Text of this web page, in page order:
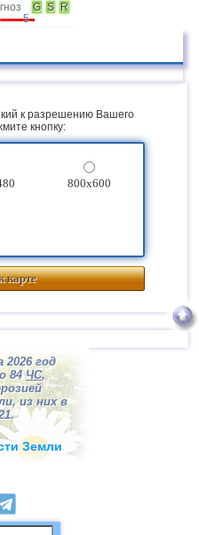
G S
R
5
к разрешению Вашего
кнопку:
800x600
карте
2026 год
84ЧС,
из них в
Земли